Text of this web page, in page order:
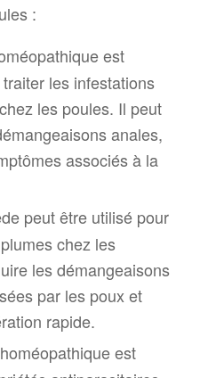
:
est
les infestations
les poules. Il peut
anales,
associés à la
peut être utilisé pour
chez les
les démangeaisons
par les poux et
rapide.
est